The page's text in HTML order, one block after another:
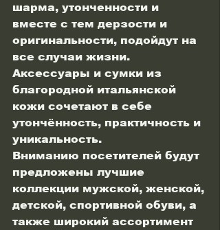
шарма, утонченности и
вместе с тем дерзости и
оригинальности, подойдут на
все случаи жизни.
Аксессуары и сумки из
благородной итальянской
кожи сочетают в себе
утончённость, практичность и
уникальность.
Вниманию посетителей будут
предложены лучшие
коллекции мужской, женской,
детской, спортивной обуви, а
также широкий ассортимент